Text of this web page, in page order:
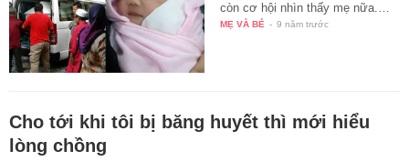
còn cơ hội nhìn thấy mẹ nữa.…
MẸ VÀ BÉ - 9 năm trước
Cho tới khi tôi bị băng huyết thì mới hiểu
lòng chồng